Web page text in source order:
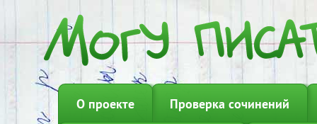
О проекте Проверка сочинений